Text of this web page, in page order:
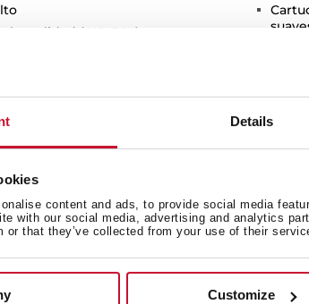
Details
content and ads, to provide social media
with our social media, advertising and analytics
or that they’ve collected from your use of their
Customize
calidad (AISI 304)
de caudal 5 l/min
ahorro de agua y energía